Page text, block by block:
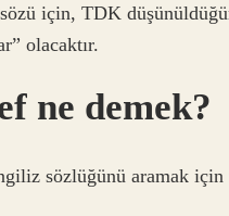
için, TDK
olacaktır.
ne demek?
sözlüğünü aramak için